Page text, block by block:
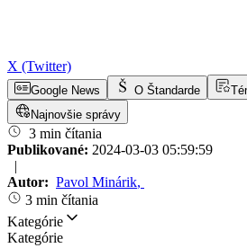
X (Twitter)
Google News O Štandarde
Najnovšie správy
3 min čítania
Publikované: 2024-03-03 05:59:59
|
Autor: Pavol Minárik,
3 min čítania
Kategórie
Kategórie